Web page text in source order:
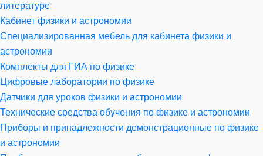
литературе
Кабинет физики и астрономии
Специализированная мебель для кабинета физики и
астрономии
Комплекты для ГИА по физике
Цифровые лаборатории по физике
Датчики для уроков физики и астрономии
Технические средства обучения по физике и астрономии
Приборы и принадлежности демонстрационные по физике
и астрономии